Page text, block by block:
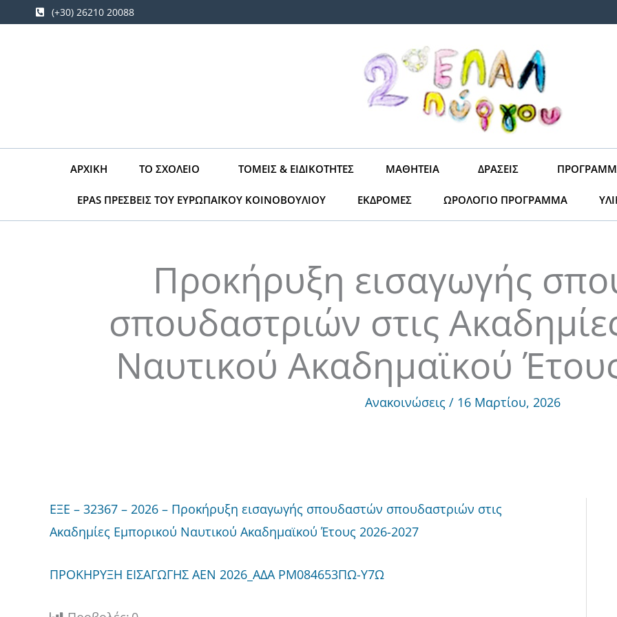
Μετάβαση(+30) 26210 20088
ΑΡΧΙΚΉ ΤΟ ΣΧΟΛΕΊΟ ΤΟΜΕΊΣ & ΕΙΔΙΚΌΤΗΤΕΣ ΜΑΘΗΤΕΊΑ ΔΡΆΣΕΙΣ
EPAS ΠΡΕΣΒΕΙΣ ΤΟΥ ΕΥΡΩΠΑΪΚΟΥ ΚΟΙΝΟΒΟΥΛΙΟΥ ΕΚΔΡΟΜΈΣ ΩΡΟΛΌΓΙΟ ΠΡΌΓΡΑΜΜΑ
Προκήρυξη εισαγωγής
σπουδαστριών στις
Ναυτικού Ακαδημαϊκού
Ανακοινώσεις / 16 Μαρτίου, 2026
ΕΞΕ – 32367 – 2026 – Προκήρυξη εισαγωγής σπουδαστών σπουδαστριών στις
Ακαδημίες Εμπορικού Ναυτικού Ακαδημαϊκού Έτους 2026-2027
ΠΡΟΚΗΡΥΞΗ ΕΙΣΑΓΩΓΗΣ ΑΕΝ 2026_ΑΔΑ ΡΜ084653ΠΩ-Υ7Ω